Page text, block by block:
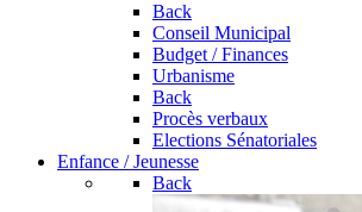
Back
Conseil Municipal
Budget / Finances
Urbanisme
Back
Procès verbaux
Elections Sénatoriales
Enfance / Jeunesse
Back